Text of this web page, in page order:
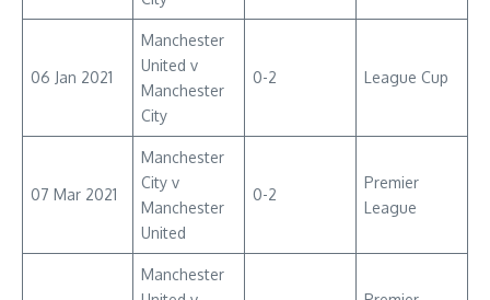
06 Jan 2021
Manchester
United v
Manchester
City
0-2 League Cup
07 Mar 2021
Manchester
City v
Manchester
United
0-2
Premier
League
Manchester